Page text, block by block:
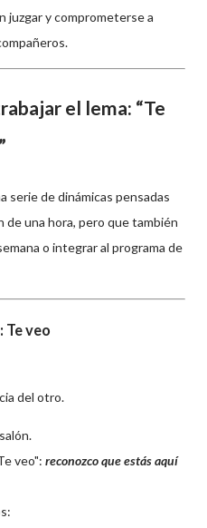
juzgar y comprometerse a
el lema: “Te
serie de dinámicas pensadas
de una hora, pero que también
o integrar al programa de
Te veo
del otro.
veo": reconozco que estás aquí